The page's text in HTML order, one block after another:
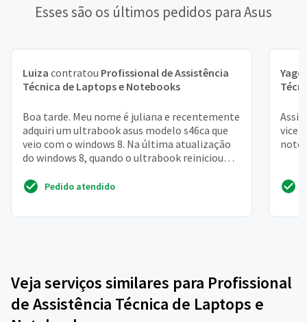
Esses são os últimos pedidos para Asus
Luiza contratou Profissional de Assistência
Técnica de Laptops e Notebooks
Boa tarde. Meu nome é juliana e recentemente
adquiri um ultrabook asus modelo s46ca que
veio com o windows 8. Na última atualização
do windows 8, quando o ultrabook reiniciou
Pedido atendido
Yago
Veja serviços similares para Profissional
de Assistência Técnica de Laptops e